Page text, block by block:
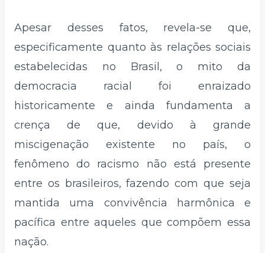
Apesar desses fatos, revela-se que,
especificamente quanto às relações sociais
estabelecidas no Brasil, o mito da
democracia racial foi enraizado
historicamente e ainda fundamenta a
crença de que, devido à grande
miscigenação existente no país, o
fenômeno do racismo não está presente
entre os brasileiros, fazendo com que seja
mantida uma convivência harmônica e
pacífica entre aqueles que compõem essa
nação.